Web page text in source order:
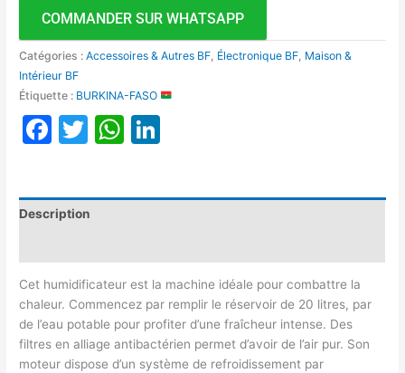
COMMANDER SUR WHATSAPP
Catégories :Accessoires & Autres BF Électronique BF Maison &
Intérieur BF
Étiquette : BURKINA-FASO
Facebook
TwitterWhatsApp
Description
Cet humidificateur est la machine idéale pour combattre la
chaleur. Commencez par remplir le réservoir de 20 litres, par
de l’eau potable pour profiter d’une fraîcheur intense. Des
filtres en alliage antibactérien permet d’avoir de l’air pur. Son
moteur dispose d’un système de refroidissement par